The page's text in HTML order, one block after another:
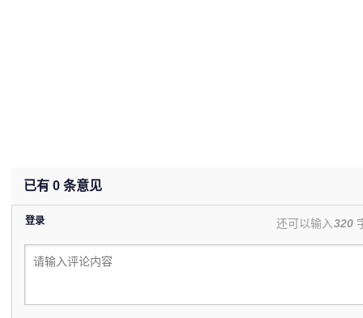
已有 0 条意见
登录 还可以输入320